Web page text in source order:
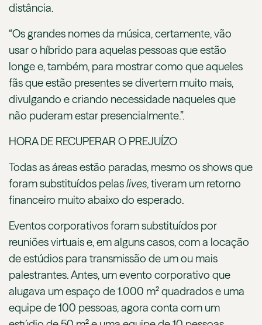
distância.
“Os grandes nomes da música, certamente, vão
usar o híbrido para aquelas pessoas que estão
longe e, também, para mostrar como que aqueles
fãs que estão presentes se divertem muito mais,
divulgando e criando necessidade naqueles que
não puderam estar presencialmente.”.
HORA DE RECUPERAR O PREJUÍZO
Todas as áreas estão paradas, mesmo os shows que
foram substituídos pelaslives, tiveram um retorno
financeiro muito abaixo do esperado.
Eventos corporativos foram substituídos por
reuniões virtuais e, em alguns casos, com a locação
de estúdios para transmissão de um ou mais
palestrantes. Antes, um evento corporativo que
alugava um espaço de 1.000 m² quadrados e uma
equipe de 100 pessoas, agora conta com um